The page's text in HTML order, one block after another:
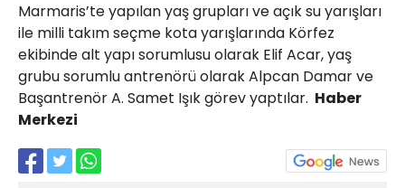
Marmaris’te yapılan yaş grupları ve açık su yarışları
ile milli takım seçme kota yarışlarında Körfez
ekibinde alt yapı sorumlusu olarak Elif Acar, yaş
grubu sorumlu antrenörü olarak Alpcan Damar ve
Başantrenör A. Samet Işık görev yaptılar. Haber
Merkezi